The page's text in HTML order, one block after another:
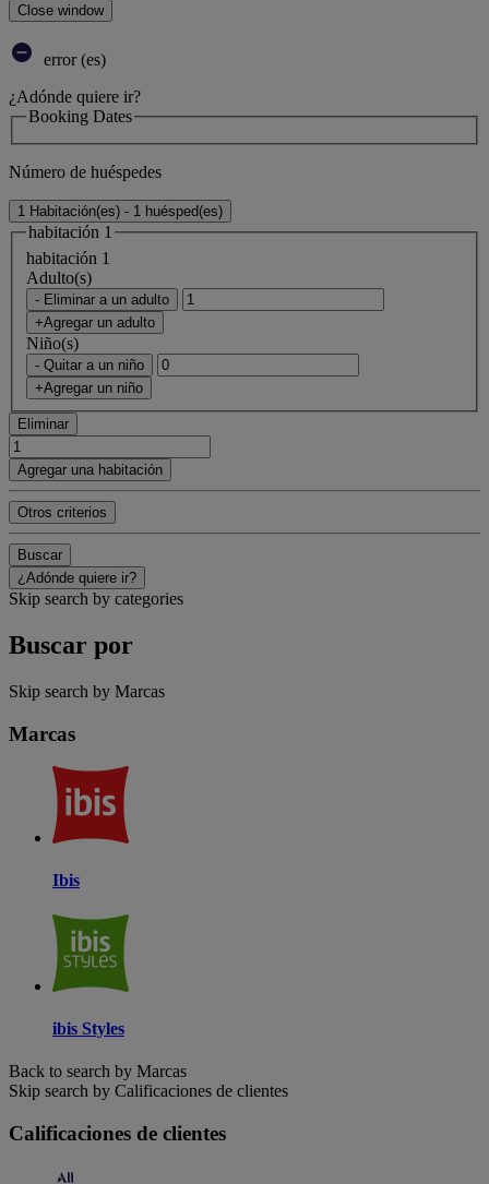
Close window
error (es)
¿Adónde quiere ir?
Booking Dates
Número de huéspedes
1 Habitación(es) - 1 huésped(es)
habitación 1
habitación 1
Adulto(s)
- Eliminar a un adulto
+Agregar un adulto
Niño(s)
- Quitar a un niño
+Agregar un niño
Eliminar
Agregar una habitación
Otros criterios
Buscar
¿Adónde quiere ir?
Skip search by categories
Buscar por
Skip search by Marcas
Marcas
Ibis
ibis Styles
Back to search by Marcas
Skip search by Calificaciones de clientes
Calificaciones de clientes